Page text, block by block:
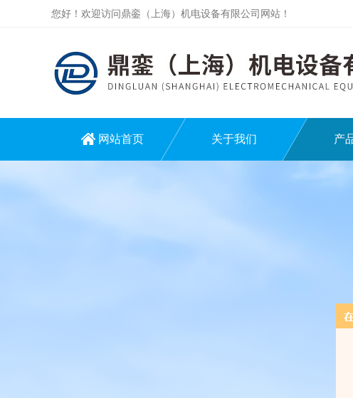
您好！欢迎访问鼎銮（上海）机电设备有限公司网站！
网站首页 关于我们 产